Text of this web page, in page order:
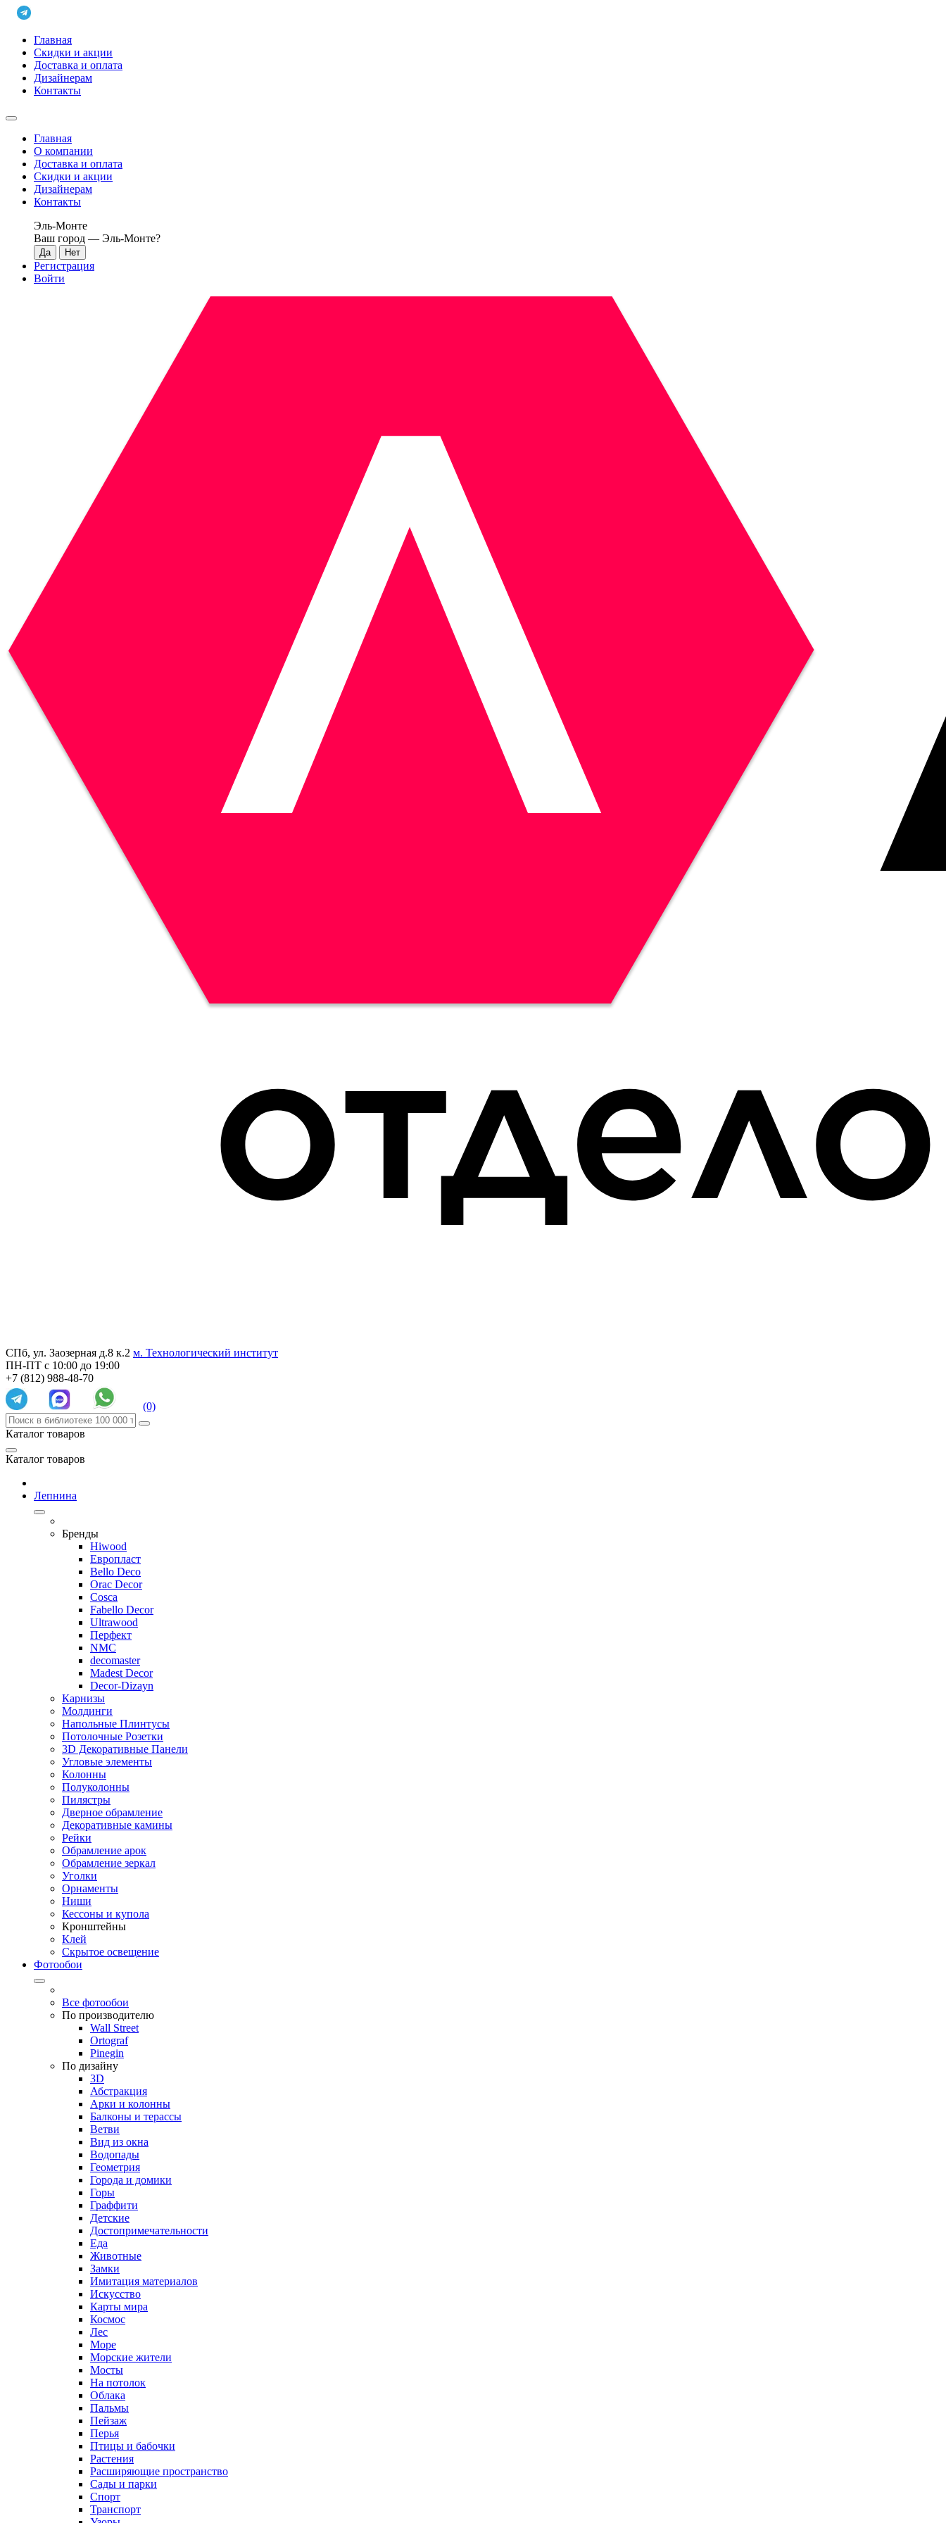
Главная
Скидки и акции
Доставка и оплата
Дизайнерам
Контакты
Главная
О компании
Доставка и оплата
Скидки и акции
Дизайнерам
Контакты
Эль-Монте
Ваш город — Эль-Монте?
Регистрация
Войти
СПб, ул. Заозерная д.8 к.2 м. Технологический институт
ПН-ПТ с 10:00 до 19:00
+7 (812) 988-48-70
(0)
Каталог товаров
Каталог товаров
Лепнина
Бренды
Hiwood
Европласт
Bello Deco
Orac Decor
Cosca
Fabello Decor
Ultrawood
Перфект
NMC
decomaster
Madest Decor
Decor-Dizayn
Карнизы
Молдинги
Напольные Плинтусы
Потолочные Розетки
3D Декоративные Панели
Угловые элементы
Колонны
Полуколонны
Пилястры
Дверное обрамление
Декоративные камины
Рейки
Обрамление арок
Обрамление зеркал
Уголки
Орнаменты
Ниши
Кессоны и купола
Кронштейны
Клей
Скрытое освещение
Фотообои
Все фотообои
По производителю
Wall Street
Ortograf
Pinegin
По дизайну
3D
Абстракция
Арки и колонны
Балконы и терассы
Ветви
Вид из окна
Водопады
Геометрия
Города и домики
Горы
Граффити
Детские
Достопримечательности
Еда
Животные
Замки
Имитация материалов
Искусство
Карты мира
Космос
Лес
Море
Морские жители
Мосты
На потолок
Облака
Пальмы
Пейзаж
Перья
Птицы и бабочки
Растения
Расширяющие пространство
Сады и парки
Спорт
Транспорт